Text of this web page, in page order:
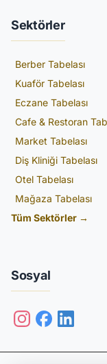
Sektörler
Berber Tabelası
Kuaför Tabelası
Eczane Tabelası
Cafe & Restoran
Market Tabelası
Diş Kliniği Tabelası
Otel Tabelası
Mağaza Tabelası
Tüm Sektörler →
Sosyal